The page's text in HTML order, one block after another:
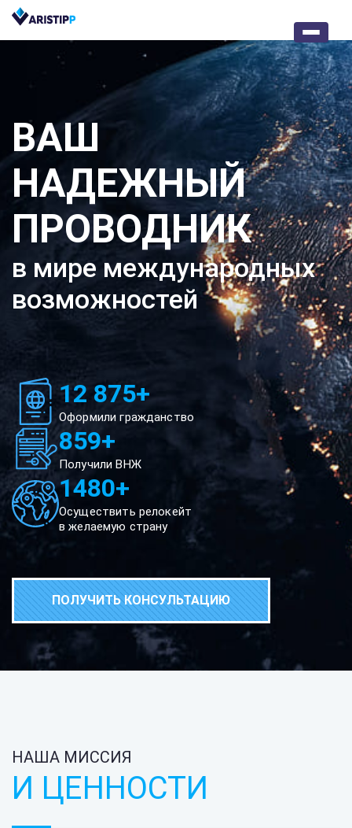
ВАШ
НАДЕЖНЫЙ
ПРОВОДНИК
в мире международных
возможностей
12 875+
Оформили гражданство
859+
Получили ВНЖ
1480+
Осуществить релокейт
в желаемую страну
ПОЛУЧИТЬ КОНСУЛЬТАЦИЮ
НАША МИССИЯ
И ЦЕННОСТИ